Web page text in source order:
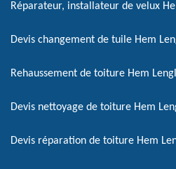
Réparateur, installateur de velux
Devis changement de tuile Hem
Rehaussement de toiture Hem
Devis nettoyage de toiture Hem
Devis réparation de toiture Hem